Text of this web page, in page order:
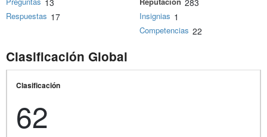
13
Respuestas 17
283
Insignias 1
Competencias 22
Clasificación Global
Clasificación
62